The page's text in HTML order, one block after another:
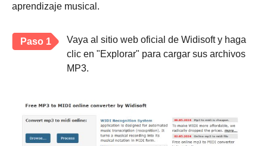
aprendizaje musical.
Paso 1
Vaya al sitio web oficial de Widisoft y haga
clic en "Explorar" para cargar sus archivos
MP3.